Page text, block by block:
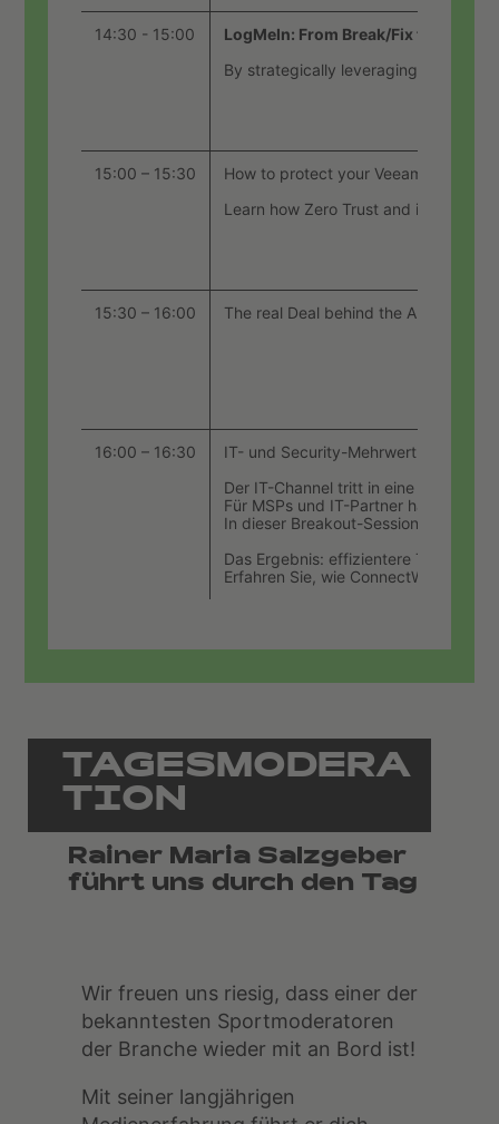
14:30 - 15:00
LogMeIn: From Break/Fix to
By strategically leveraging practical
15:00 – 15:30
How to protect your Veeam
Learn how Zero Trust and
15:30 – 16:00 The real Deal behind the AI bubble -
16:00 – 16:30
IT- und Security-Mehrwert
Der IT-Channel tritt in eine neue Ära
Für MSPs und IT-Partner hängt der
In dieser Breakout-Session zeigt
Das Ergebnis: effizientere Teams,
Erfahren Sie, wie ConnectWise
TAGESMODERA
TION
Rainer Maria Salzgeber
führt uns durch den Tag
Wir freuen uns riesig, dass einer der
bekanntesten Sportmoderatoren
der Branche wieder mit an Bord ist!
Mit seiner langjährigen